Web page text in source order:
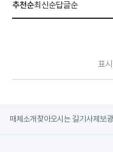
추천순최신순답글순
표
매체소개 찾아오시는 길기사제보